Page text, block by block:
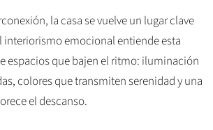
la casa se vuelve un lugar clave
interiorismo emocional entiende esta
espacios que bajen el ritmo: iluminación
colores que transmiten serenidad y una
el descanso.